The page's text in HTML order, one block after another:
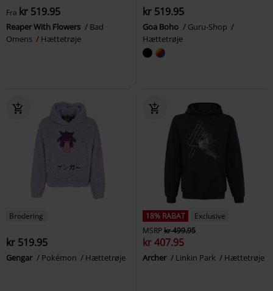
Fra kr 519.95
Reaper With Flowers
Bad
Omens
Hættetrøje
kr 519.95
Goa Boho
Guru-Shop
Hættetrøje
Brodering
kr 519.95
Gengar Pokémon Hættetrøje
18% RABAT
Exclusive
MSRPkr 499.95
kr 407.95
Archer Linkin Park Hættetrøje